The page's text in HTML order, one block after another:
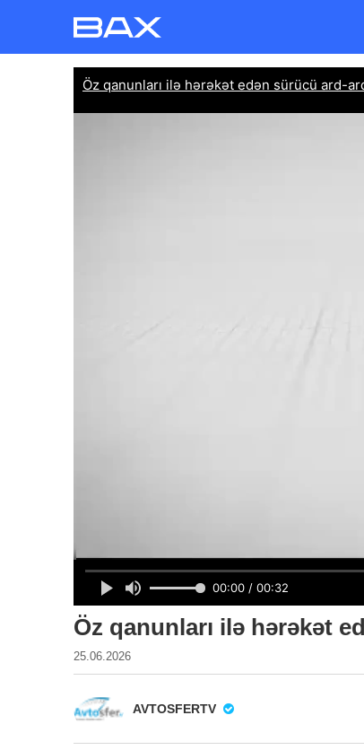
Öz qanunları ilə hərəkət
25.06.2026
AVTOSFERTV